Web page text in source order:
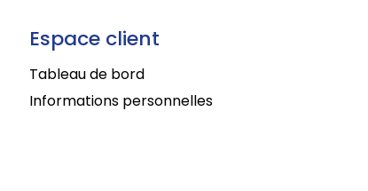
Espace client
Tableau de bord
Informations personnelles